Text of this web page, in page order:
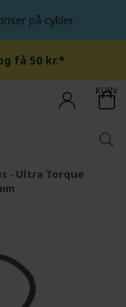
på cykler
få 50 kr.*
KURV
- Ultra Torque